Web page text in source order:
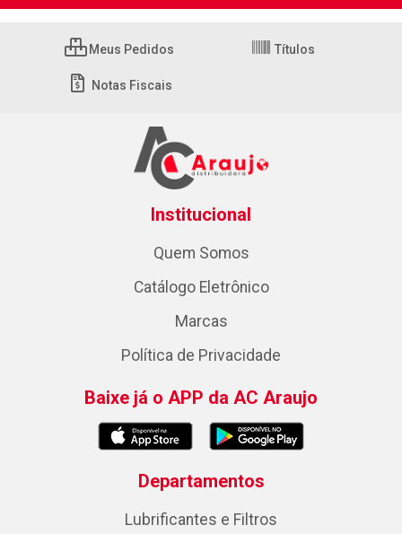
Meus Pedidos Títulos
Notas Fiscais
Institucional
Quem Somos
Catálogo Eletrônico
Marcas
Política de Privacidade
Baixe já o APP da AC Araujo
Departamentos
Lubrificantes e Filtros